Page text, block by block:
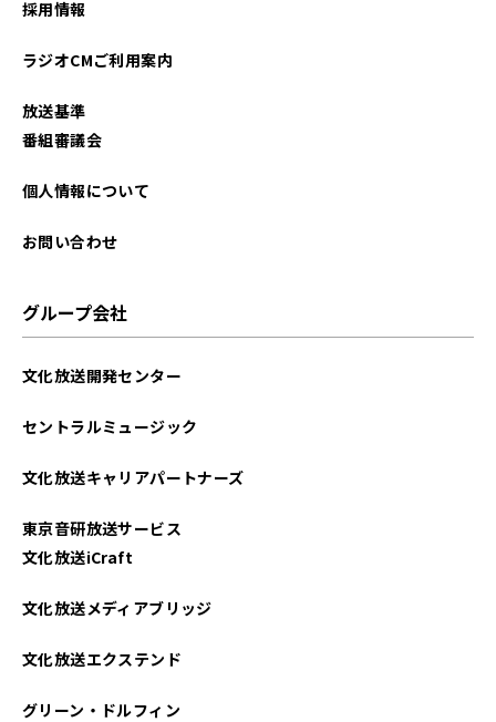
採用情報
ラジオCMご利用案内
放送基準
番組審議会
個人情報について
お問い合わせ
グループ会社
文化放送開発センター
セントラルミュージック
文化放送キャリアパートナーズ
東京音研放送サービス
文化放送iCraft
文化放送メディアブリッジ
文化放送エクステンド
グリーン・ドルフィン